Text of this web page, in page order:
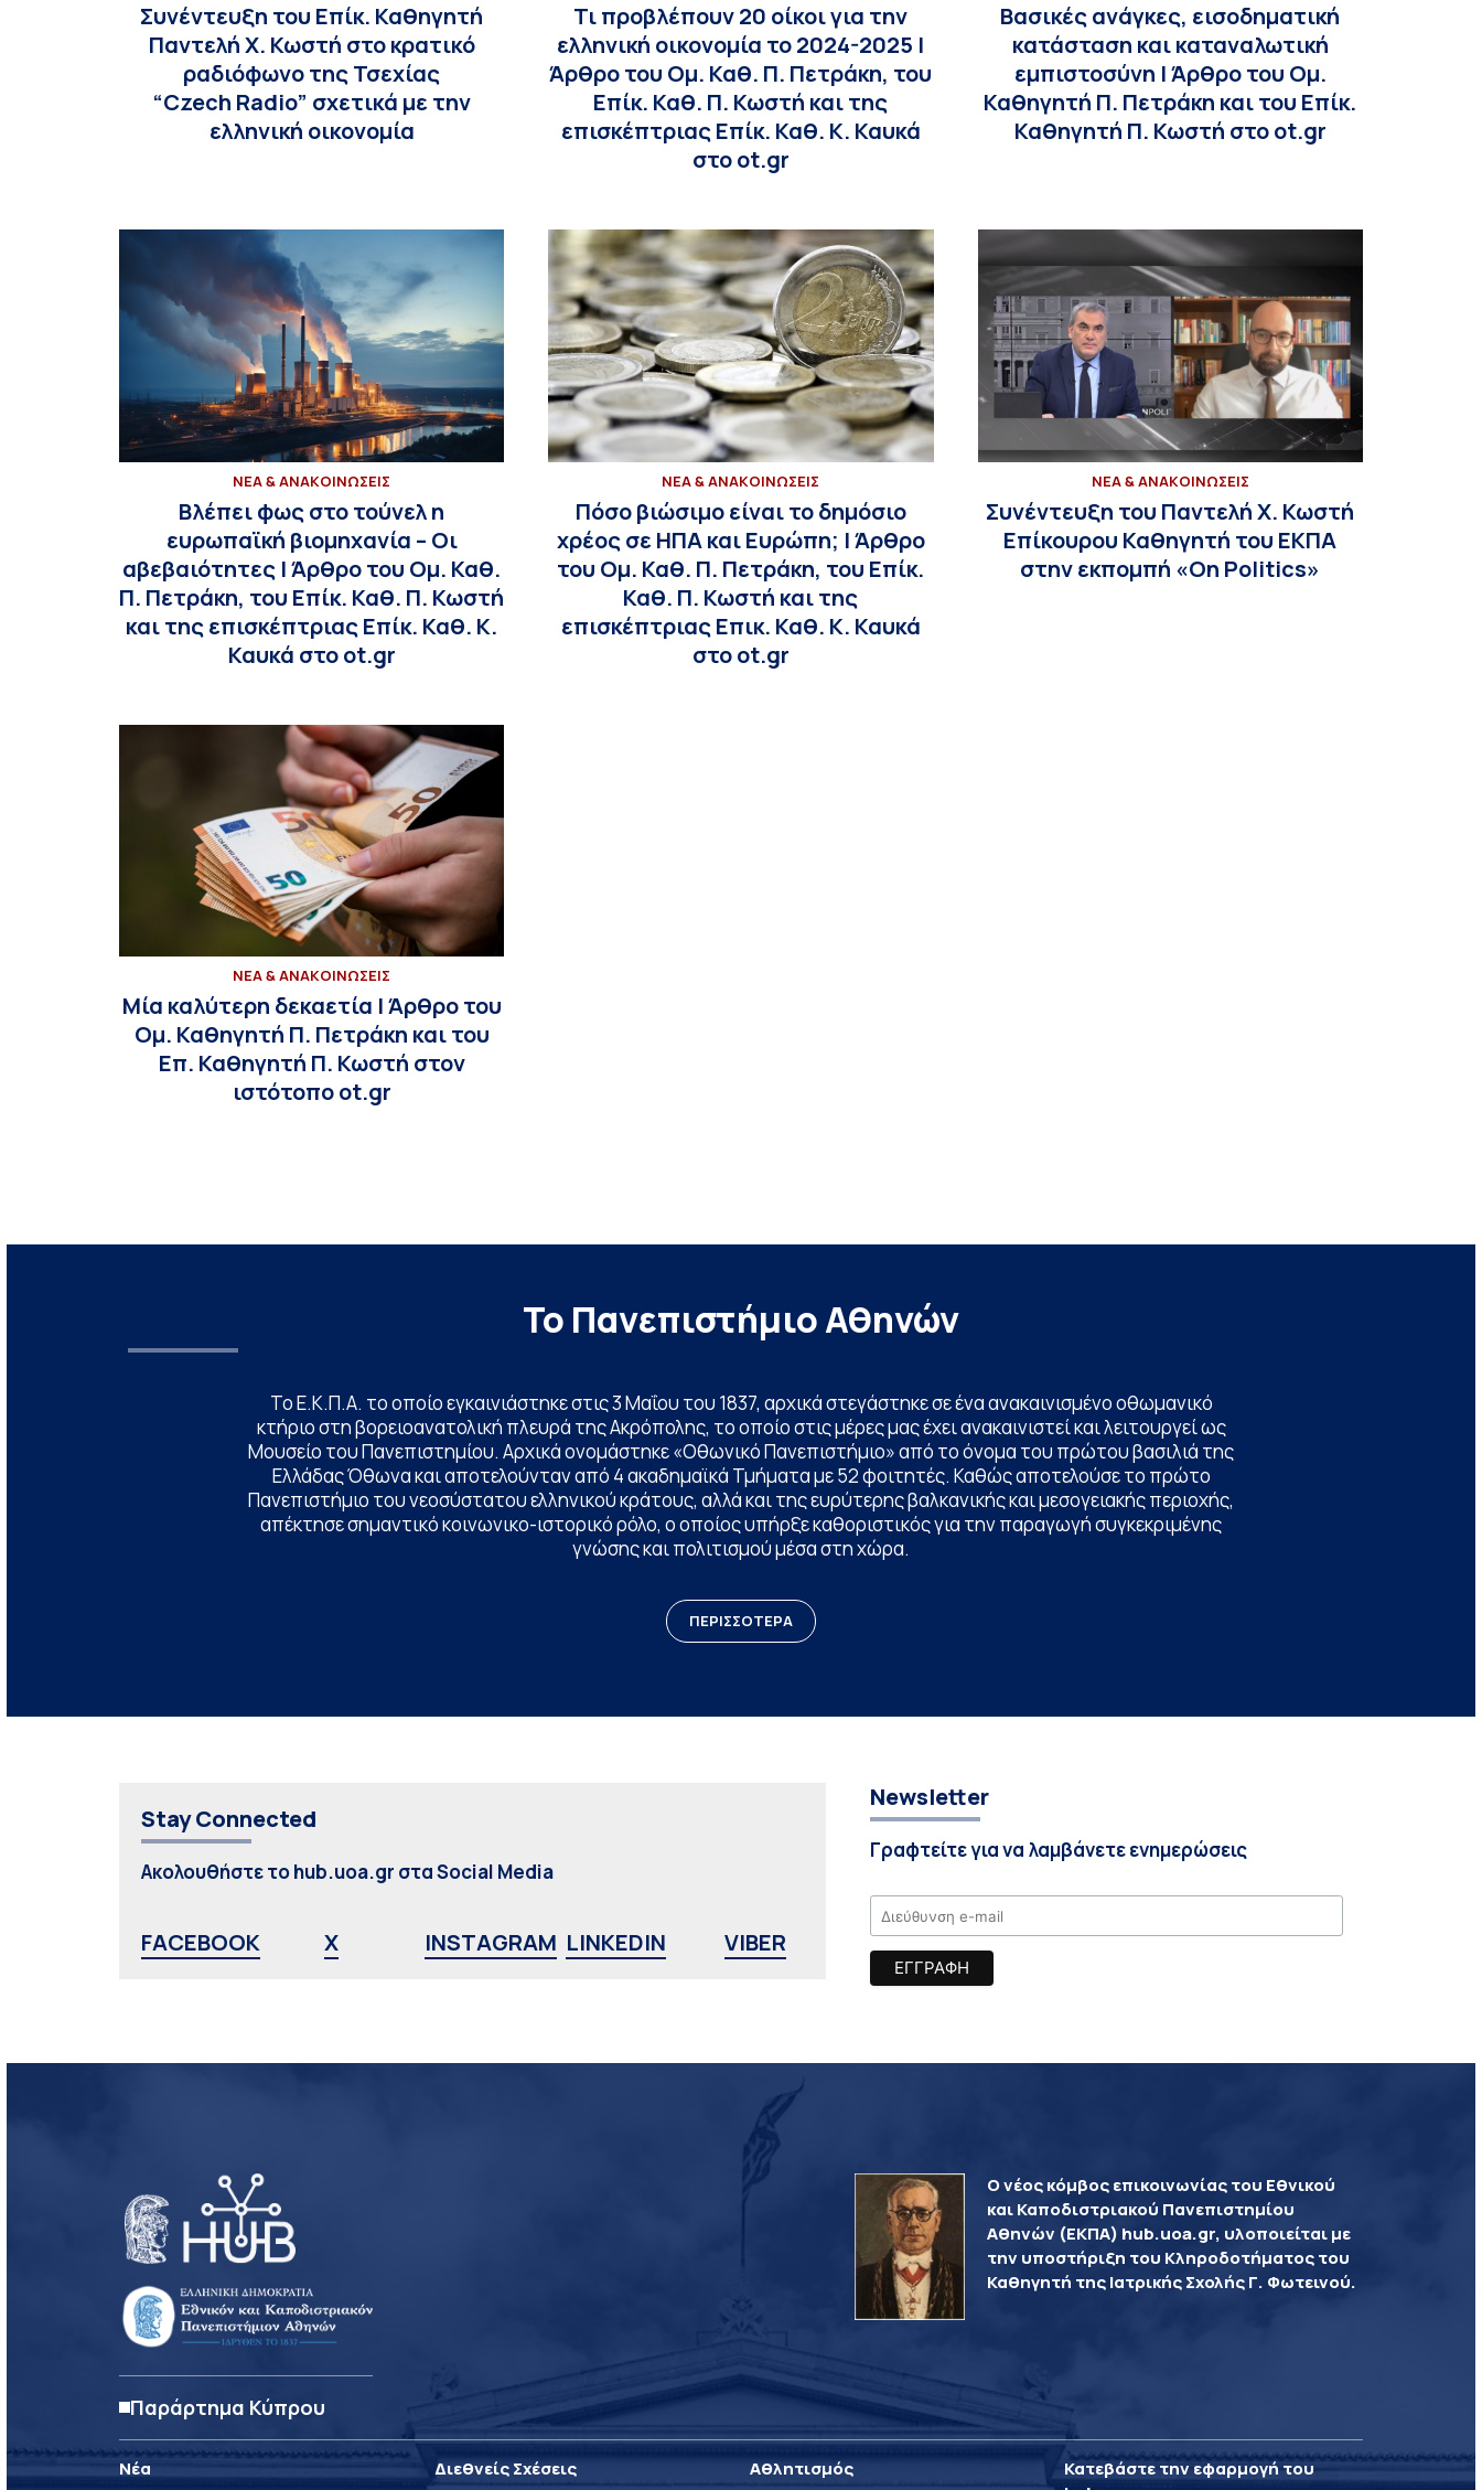
Συνέντευξη του Επίκ. Καθηγητή
Παντελή Χ. Κωστή στο κρατικό
ραδιόφωνο της Τσεχίας
“Czech Radio” σχετικά με την
ελληνική οικονομία
Τι προβλέπουν 20 οίκοι για την
ελληνική οικονομία το 2024-2025 |
Άρθρο του Ομ. Καθ. Π. Πετράκη, του
Επίκ. Καθ. Π. Κωστή και της
επισκέπτριας Επίκ. Καθ. Κ. Καυκά
στο ot.gr
Βασικές ανάγκες, εισοδηματική
κατάσταση και καταναλωτική
εμπιστοσύνη | Άρθρο του Ομ.
Καθηγητή Π. Πετράκη και του Επίκ.
Καθηγητή Π. Κωστή στο ot.gr
ΝΕΑ & ΑΝΑΚΟΙΝΩΣΕΙΣ
Βλέπει φως στο τούνελ η
ευρωπαϊκή βιομηχανία – Οι
αβεβαιότητες | Άρθρο του Ομ. Καθ.
Π. Πετράκη, του Επίκ. Καθ. Π. Κωστή
και της επισκέπτριας Επίκ. Καθ. Κ.
Καυκά στο ot.gr
ΝΕΑ & ΑΝΑΚΟΙΝΩΣΕΙΣ
Πόσο βιώσιμο είναι το δημόσιο
χρέος σε ΗΠΑ και Ευρώπη; | Άρθρο
του Ομ. Καθ. Π. Πετράκη, του Επίκ.
Καθ. Π. Κωστή και της
επισκέπτριας Επικ. Καθ. Κ. Καυκά
στο ot.gr
ΝΕΑ & ΑΝΑΚΟΙΝΩΣΕΙΣ
Συνέντευξη του Παντελή Χ. Κωστή
Επίκουρου Καθηγητή του ΕΚΠΑ
στην εκπομπή «On Politics»
ΝΕΑ & ΑΝΑΚΟΙΝΩΣΕΙΣ
Μία καλύτερη δεκαετία | Άρθρο του
Ομ. Καθηγητή Π. Πετράκη και του
Επ. Καθηγητή Π. Κωστή στον
ιστότοπο ot.gr
Το Πανεπιστήμιο Αθηνών
Το Ε.Κ.Π.Α. το οποίο εγκαινιάστηκε στις 3 Μαΐου του 1837, αρχικά στεγάστηκε σε ένα ανακαινισμένο οθωμανικό
κτήριο στη βορειοανατολική πλευρά της Ακρόπολης, το οποίο στις μέρες μας έχει ανακαινιστεί και λειτουργεί ως
Μουσείο του Πανεπιστημίου. Αρχικά ονομάστηκε «Οθωνικό Πανεπιστήμιο» από το όνομα του πρώτου βασιλιά της
Ελλάδας Όθωνα και αποτελούνταν από 4 ακαδημαϊκά Τμήματα με 52 φοιτητές. Καθώς αποτελούσε το πρώτο
Πανεπιστήμιο του νεοσύστατου ελληνικού κράτους, αλλά και της ευρύτερης βαλκανικής και μεσογειακής περιοχής,
απέκτησε σημαντικό κοινωνικο-ιστορικό ρόλο, ο οποίος υπήρξε καθοριστικός για την παραγωγή συγκεκριμένης
γνώσης και πολιτισμού μέσα στη χώρα.
ΠΕΡΙΣΣΟΤΕΡΑ
Stay Connected
Ακολουθήστε το hub.uoa.gr στα Social Media
FACEBOOK X INSTAGRAM LINKEDIN VIBER
Newsletter
Γραφτείτε για να λαμβάνετε ενημερώσεις
Παράρτημα Κύπρου
Ο νέος κόμβος επικοινωνίας του Εθνικού
και Καποδιστριακού Πανεπιστημίου
Αθηνών (ΕΚΠΑ) hub.uoa.gr, υλοποιείται με
την υποστήριξη του Κληροδοτήματος του
Καθηγητή της Ιατρικής Σχολής Γ. Φωτεινού.
Νέα Διεθνείς Σχέσεις Αθλητισμός
Κατεβάστε την εφαρμογή του